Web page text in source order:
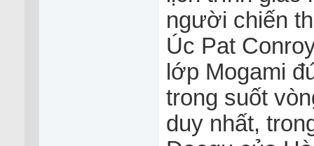
người chiến
Úc Pat
lớp Mogami
trong suốt
duy nhất,